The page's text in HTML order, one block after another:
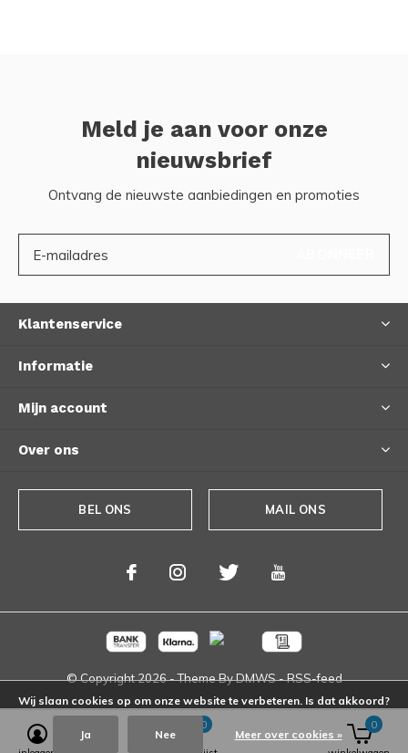
Meld je aan voor onze
nieuwsbrief
Ontvang de nieuwste aanbiedingen en promoties
Klantenservice
Informatie
Mijn account
Over ons
BEL ONS MAIL ONS
© Copyright2026- Theme ByDMWS-RSS-feed
0 0
Wij slaan cookies op om onze website te verbeteren. Is dat akkoord?
Ja Nee Meer over cookies »